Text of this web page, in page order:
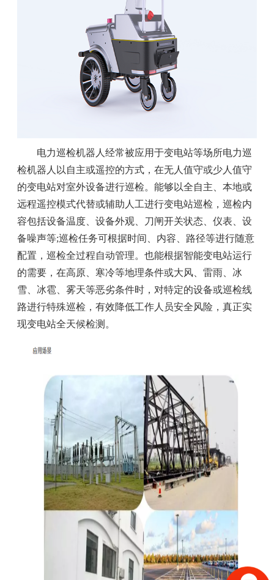
电力巡检机器人经常被应用于变电站等场所电力巡
检机器人以自主或遥控的方式，在无人值守或少人值守
的变电站对室外设备进行巡检。能够以全自主、本地或
远程遥控模式代替或辅助人工进行变电站巡检，巡检内
容包括设备温度、设备外观、刀闸开关状态、仪表、设
备噪声等;巡检任务可根据时间、内容、路径等进行随意
配置，巡检全过程自动管理。也能根据智能变电站运行
的需要，在高原、寒冷等地理条件或大风、雷雨、冰
雪、冰雹、雾天等恶劣条件时，对特定的设备或巡检线
路进行特殊巡检，有效降低工作人员安全风险，真正实
现变电站全天候检测。